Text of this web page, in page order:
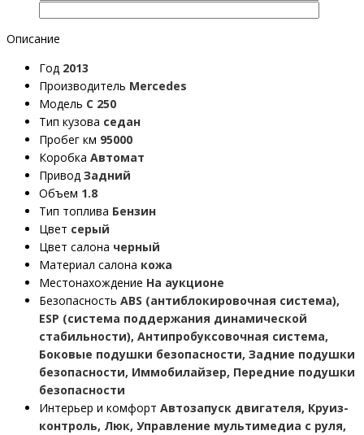
Описание
Год 2013
Производитель Mercedes
Модель C 250
Тип кузова седан
Пробег км 95000
Коробка Автомат
Привод Задний
Объем 1.8
Тип топлива Бензин
Цвет серый
Цвет салона черный
Материал салона кожа
Местонахождение На аукционе
Безопасность ABS (антиблокировочная система),
ESP (система поддержания динамической
стабильности), Антипробуксовочная система,
Боковые подушки безопасности, Задние подушки
безопасности, Иммобилайзер, Передние подушки
безопасности
Интерьер и комфорт Автозапуск двигателя, Круиз-
контроль, Люк, Управление мультимедиа с руля,